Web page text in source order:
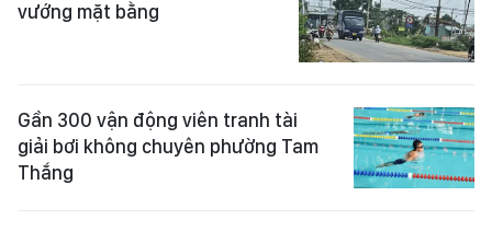
vướng mặt bằng
Gần 300 vận động viên tranh tài
giải bơi không chuyên phường Tam
Thắng